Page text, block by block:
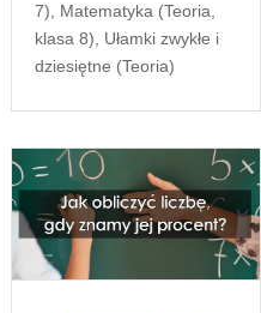
7)
Matematyka (Teoria,
klasa 8)
Ułamki zwykłe i
dziesiętne (Teoria)